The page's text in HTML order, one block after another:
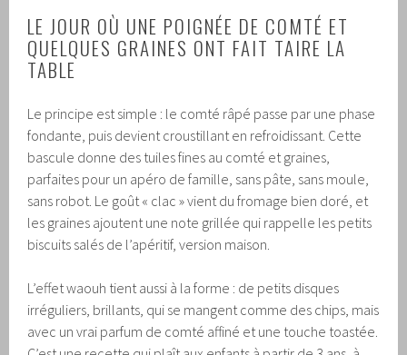
LE JOUR OÙ UNE POIGNÉE DE COMTÉ ET
QUELQUES GRAINES ONT FAIT TAIRE LA
TABLE
Le principe est simple : le comté râpé passe par une phase
fondante, puis devient croustillant en refroidissant. Cette
bascule donne des tuiles fines au comté et graines,
parfaites pour un apéro de famille, sans pâte, sans moule,
sans robot. Le goût « clac » vient du fromage bien doré, et
les graines ajoutent une note grillée qui rappelle les petits
biscuits salés de l’apéritif, version maison.
L’effet waouh tient aussi à la forme : de petits disques
irréguliers, brillants, qui se mangent comme des chips, mais
avec un vrai parfum de comté affiné et une touche toastée.